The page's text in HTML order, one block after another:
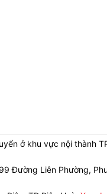
ở khu vực nội thành
Đường Liên Phường,